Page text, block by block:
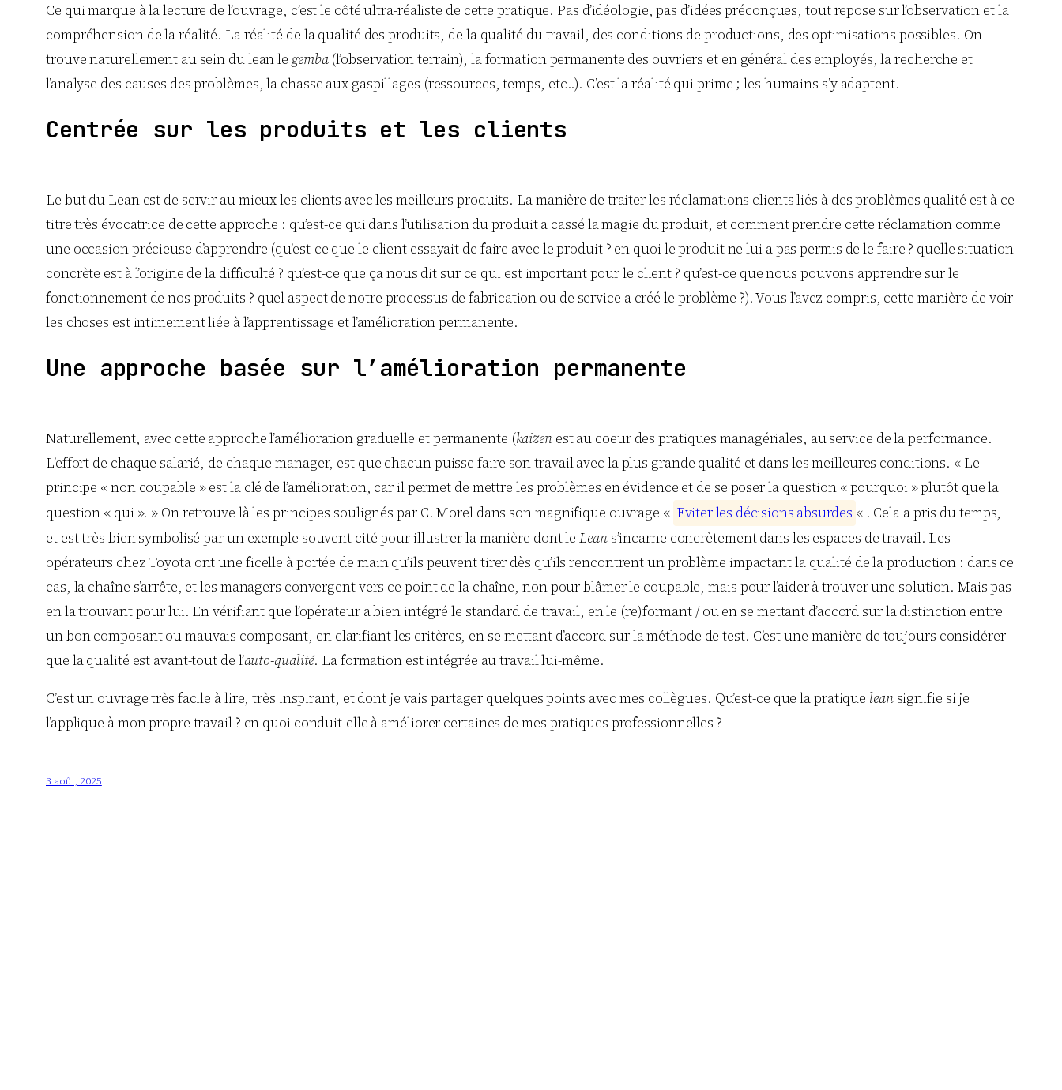
Ce qui marque à la lecture de l’ouvrage, c’est le côté ultra-réaliste de cette pratique. Pas d’idéologie, pas d’idées préconçues, tout repose sur l’observation et la
compréhension de la réalité. La réalité de la qualité des produits, de la qualité du travail, des conditions de productions, des optimisations possibles. On
trouve naturellement au sein du lean le gemba(l’observation terrain), la formation permanente des ouvriers et en général des employés, la recherche et
l’analyse des causes des problèmes, la chasse aux gaspillages (ressources, temps, etc..). C’est la réalité qui prime ; les humains s’y adaptent.
Centrée sur les produits et les clients
Le but du Lean est de servir au mieux les clients avec les meilleurs produits. La manière de traiter les réclamations clients liés à des problèmes qualité est à ce
titre très évocatrice de cette approche : qu’est-ce qui dans l’utilisation du produit a cassé la magie du produit, et comment prendre cette réclamation comme
une occasion précieuse d’apprendre (qu’est-ce que le client essayait de faire avec le produit ? en quoi le produit ne lui a pas permis de le faire ? quelle situation
concrète est à l’origine de la difficulté ? qu’est-ce que ça nous dit sur ce qui est important pour le client ? qu’est-ce que nous pouvons apprendre sur le
fonctionnement de nos produits ? quel aspect de notre processus de fabrication ou de service a créé le problème ?). Vous l’avez compris, cette manière de voir
les choses est intimement liée à l’apprentissage et l’amélioration permanente.
Une approche basée sur l’amélioration permanente
Naturellement, avec cette approche l’amélioration graduelle et permanente (kaizenest au coeur des pratiques managériales, au service de la performance.
L’effort de chaque salarié, de chaque manager, est que chacun puisse faire son travail avec la plus grande qualité et dans les meilleures conditions. « Le
principe « non coupable » est la clé de l’amélioration, car il permet de mettre les problèmes en évidence et de se poser la question « pourquoi » plutôt que la
question « qui ». » On retrouve là les principes soulignés par C. Morel dans son magnifique ouvrage « Eviterles décisions absurdes « . Cela a pris du temps,
et est très bien symbolisé par un exemple souvent cité pour illustrer la manière dont leLeans’incarne concrètement dans les espaces de travail. Les
opérateurs chez Toyota ont une ficelle à portée de main qu’ils peuvent tirer dès qu’ils rencontrent un problème impactant la qualité de la production : dans ce
cas, la chaîne s’arrête, et les managers convergent vers ce point de la chaîne, non pour blâmer le coupable, mais pour l’aider à trouver une solution. Mais pas
en la trouvant pour lui. En vérifiant que l’opérateur a bien intégré le standard de travail, en le (re)formant / ou en se mettant d’accord sur la distinction entre
un bon composant ou mauvais composant, en clarifiant les critères, en se mettant d’accord sur la méthode de test. C’est une manière de toujours considérer
que la qualité est avant-tout de l’auto-qualité. La formation est intégrée au travail lui-même.
C’est un ouvrage très facile à lire, très inspirant, et dont je vais partager quelques points avec mes collègues. Qu’est-ce que la pratique leansignifie si je
l’applique à mon propre travail ? en quoi conduit-elle à améliorer certaines de mes pratiques professionnelles ?
3 août, 2025